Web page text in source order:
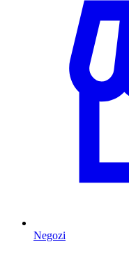
Negozi